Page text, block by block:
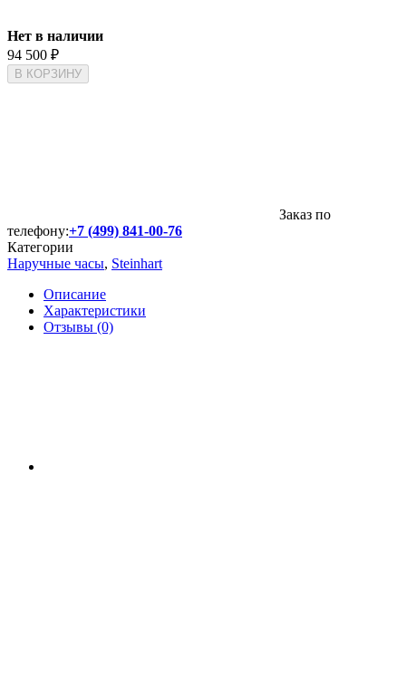
Нет в наличии
94 500 ₽
В КОРЗИНУ
Заказ по
телефону:+7 (499) 841-00-76
Категории
Наручные часы, Steinhart
Описание
Характеристики
Отзывы (0)